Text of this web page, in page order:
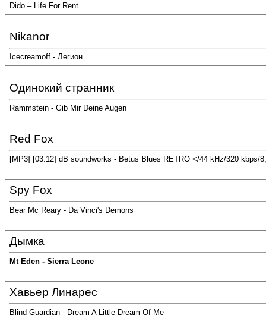
Dido – Life For Rent
Nikanor
Icecreamoff - Легион
Одинокий странник
Rammstein - Gib Mir Deine Augen
Red Fox
[MP3] [03:12] dB soundworks - Betus Blues RETRO </44 kHz/320 kbps/
Spy Fox
Bear Mc Reary - Da Vinci's Demons
Дымка
Mt Eden - Sierra Leone
Хавьер Линарес
Blind Guardian - Dream A Little Dream Of Me